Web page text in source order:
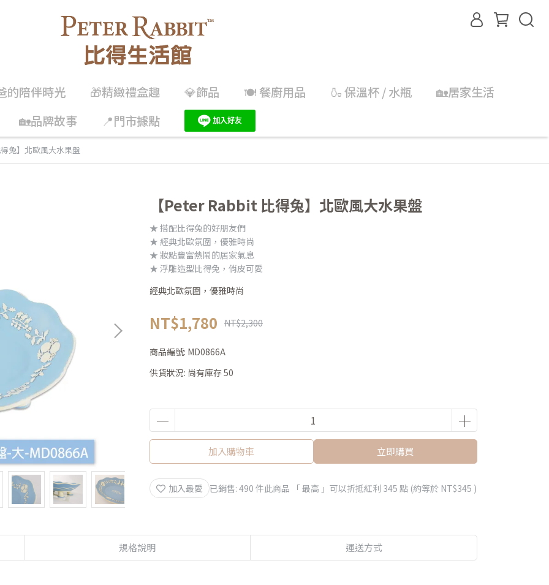
的陪伴時光 🎁精緻禮盒趣 💎飾品 🍽️ 餐廚用品 🍶 保溫杯 / 水瓶
🏡居家生活
🏡品牌故事
📍門市據點
兔】北歐風大水果盤
【Peter Rabbit 比得兔】北歐風大水果盤
★ 搭配比得兔的好朋友們
★ 經典北歐氛圍，優雅時尚
★ 妝點豐富熱鬧的居家氣息
★ 浮雕造型比得兔，俏皮可愛
經典北歐氛圍，優雅時尚
NT$1,780 NT$2,300
商品編號: MD0866A
供貨狀況: 尚有庫存 50
加入購物車 立即購買
加入最愛 已銷售: 490 件此商品 「 最高 」可以折抵紅利 345 點 (約等於 NT$345 )
規格說明 運送方式